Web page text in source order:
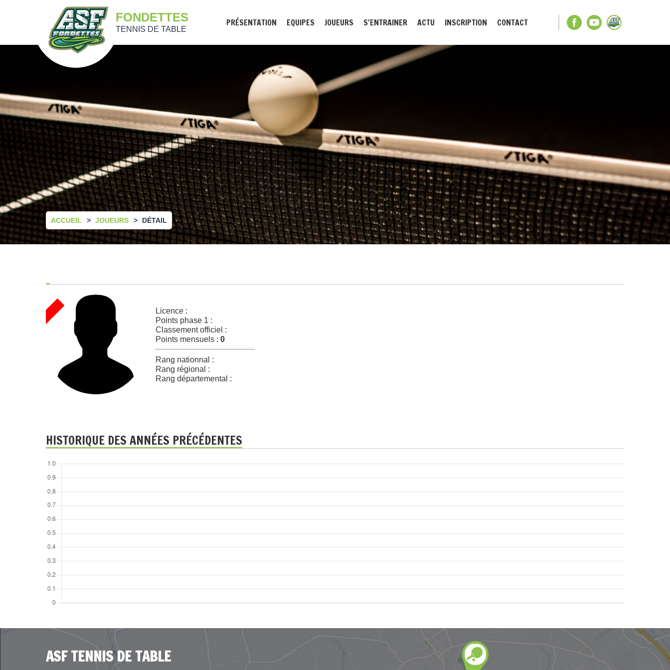
FONDETTES
TENNIS DE TABLE
PRÉSENTATION EQUIPES JOUEURS S'ENTRAINER ACTU INSCRIPTION CONTACT
ACCUEIL JOUEURS DÉTAIL
Licence :
Points phase 1 :
Classement officiel :
Points mensuels : 0
Rang nationnal :
Rang régional :
Rang départemental :
HISTORIQUE DES ANNÉES PRÉCÉDENTES
ASF TENNIS DE TABLE